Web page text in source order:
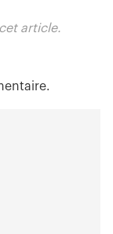
article.